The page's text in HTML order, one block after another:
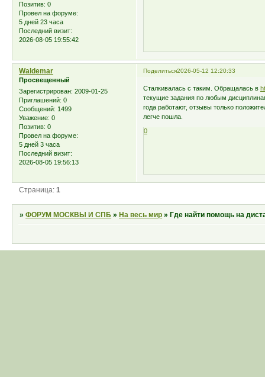
Позитив: 0
Провел на форуме:
5 дней 23 часа
Последний визит:
2026-08-05 19:55:42
Поделиться2026-05-12 12:20:33
Waldemar
Просвещенный
Зарегистрирован: 2009-01-25
Приглашений: 0
Сообщений: 1499
Уважение: 0
Позитив: 0
Провел на форуме:
5 дней 3 часа
Последний визит:
2026-08-05 19:56:13
Сталкивалась с таким. Обращалась в
текущие задания по любым
года работают, отзывы только
легче пошла.
0
Страница:1
»ФОРУМ МОСКВЫ И СПБ » На весь мир » Где найти помощь на